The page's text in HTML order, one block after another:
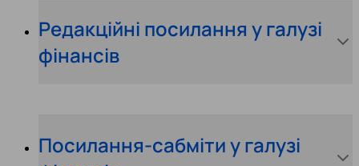
Редакційні посилання у галузі
фінансів
Посилання-сабміти у галузі